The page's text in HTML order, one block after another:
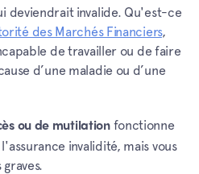
deviendrait invalide. Qu'est-ce
des Marchés Financiers,
de travailler ou de faire
d’une maladie ou d’une
ou de mutilationfonctionne
invalidité, mais vous